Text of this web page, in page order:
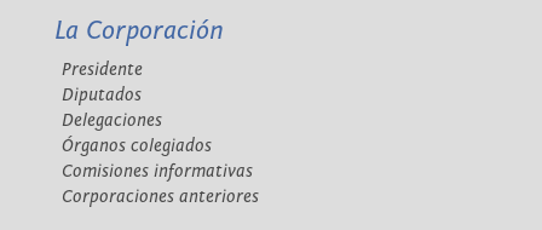
La Corporación
Presidente
Diputados
Delegaciones
Órganos colegiados
Comisiones informativas
Corporaciones anteriores